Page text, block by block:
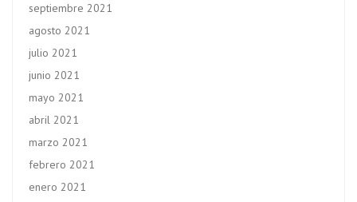
septiembre 2021
agosto 2021
julio 2021
junio 2021
mayo 2021
abril 2021
marzo 2021
febrero 2021
enero 2021